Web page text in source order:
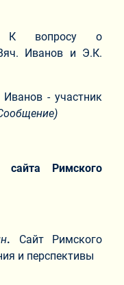
вопросу о
Иванов и Э.К.
- участник
сайта Римского
. Сайт Римского
и перспективы